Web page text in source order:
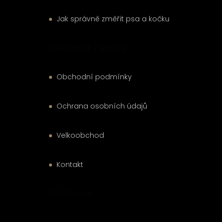
Jak správně změřit psa a kočku
Obchodní podmínky
Ochrana osobních údajů
Velkoobchod
Kontakt